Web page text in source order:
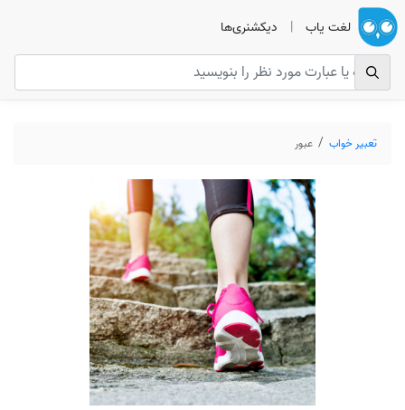
لغت یاب | دیکشنری‌ها
تعبیر خواب عبور